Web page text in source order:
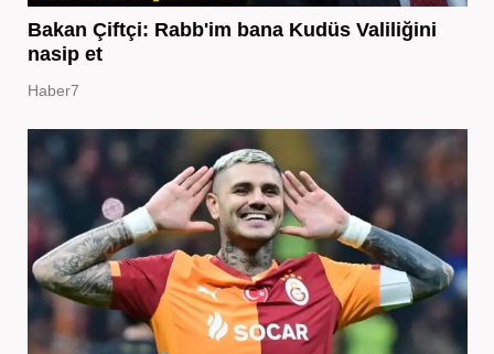
Bakan Çiftçi: Rabb'im bana Kudüs Valiliğini
nasip et
Haber7